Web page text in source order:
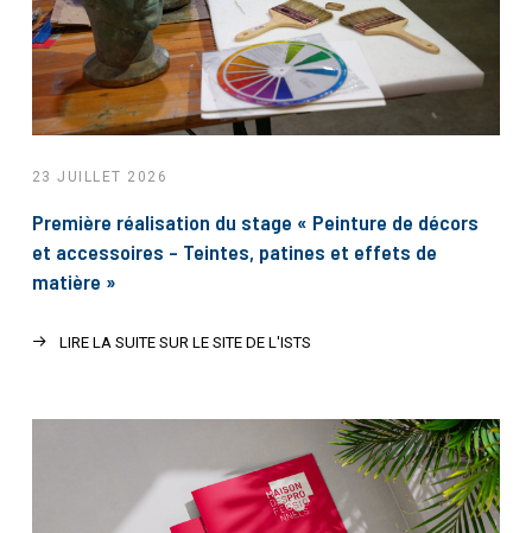
23 JUILLET 2026
Première réalisation du stage « Peinture de décors
et accessoires – Teintes, patines et effets de
matière »
LIRE LA SUITE SUR LE SITE DE L'ISTS